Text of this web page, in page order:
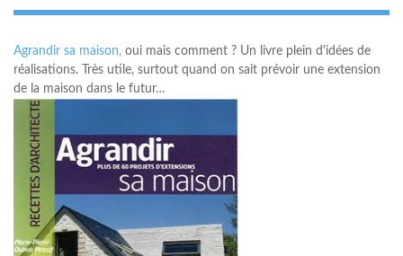
Agrandir sa maison, oui mais comment ? Un livre plein d'idées de
réalisations. Très utile, surtout quand on sait prévoir une extension
de la maison dans le futur…